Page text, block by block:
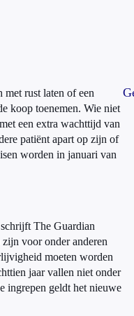
met rust laten of een
koop toenemen. Wie niet
een extra wachttijd van
patiënt apart op zijn of
worden in januari van
The Guardian
voor onder anderen
moeten worden
jaar vallen niet onder
ingrepen geldt het nieuwe